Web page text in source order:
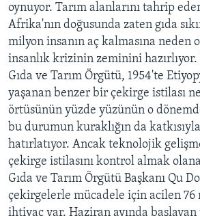
oynuyor. Tarım alanlarını tahrip
Afrika'nın doğusunda zaten gıda
milyon insanın aç kalmasına neden
insanlık krizinin zeminini
Gıda ve Tarım Örgütü, 1954'te
yaşanan benzer bir çekirge istilası
örtüsünün yüzde yüzünün o
bu durumun kuraklığın da katkısıyla
hatırlatıyor. Ancak teknolojik
çekirge istilasını kontrol almak
Gıda ve Tarım Örgütü Başkanı Qu
çekirgelerle mücadele için acilen 76
ihtiyaç var. Haziran ayında